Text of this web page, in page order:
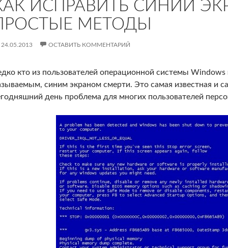
ИСПРАВИТЬ СИНИЙ
МЕТОДЫ
24.05.2013 ОСТАВИТЬ КОММЕНТАРИЙ
кто из пользователей операционной системы Windows
синим экраном смерти. Это самая известная и
день проблема для многих пользователей